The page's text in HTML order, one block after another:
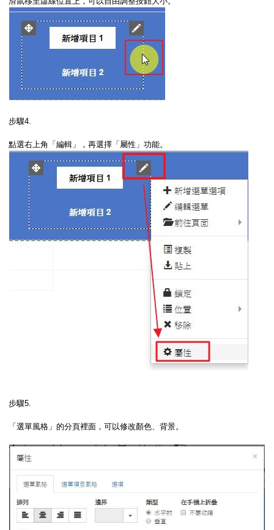
步驟4.
點選右上角「編輯」，再選擇「屬性」功能。
步驟5.
「選單風格」的分頁裡面，可以修改顏色、背景。